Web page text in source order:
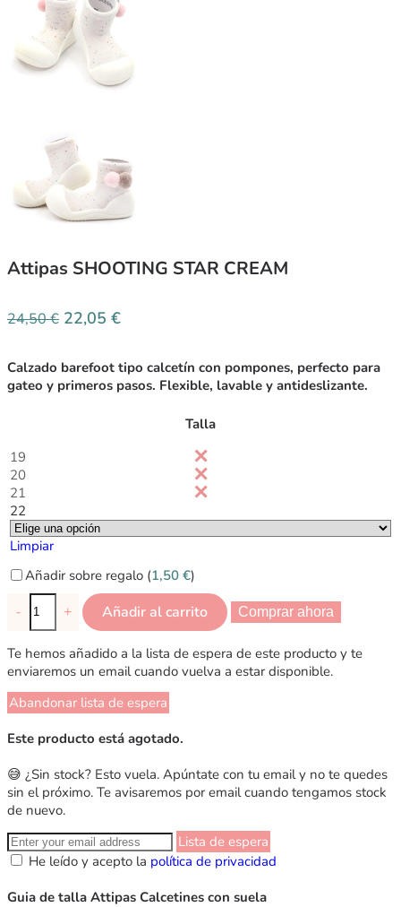
Attipas SHOOTING STAR CREAM
24,50€ 22,05 €
Calzado barefoot tipo calcetín con pompones, perfecto para
gateo y primeros pasos. Flexible, lavable y antideslizante.
Talla
19
20
21
22
Limpiar
Añadir sobre regalo (1,50 €)
- + Añadir al carrito Comprar ahora
Te hemos añadido a la lista de espera de este producto y te
enviaremos un email cuando vuelva a estar disponible.
Abandonar lista de espera
Este producto está agotado.
😅 ¿Sin stock? Esto vuela. Apúntate con tu email y no te quedes
sin el próximo. Te avisaremos por email cuando tengamos stock
de nuevo.
Lista de espera
He leído y acepto la política de privacidad
Guia de talla Attipas Calcetines con suela